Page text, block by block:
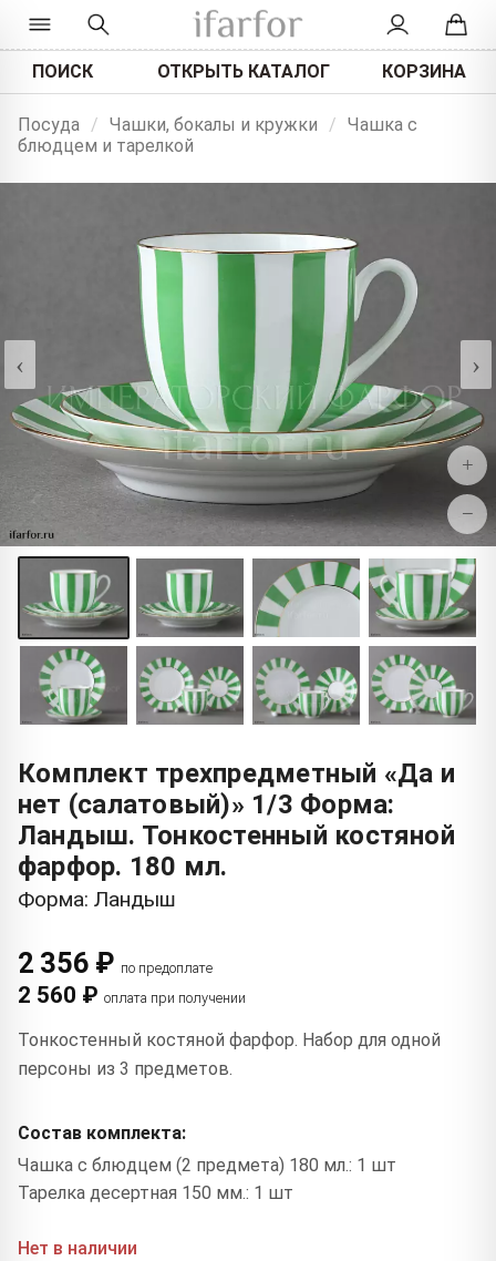
ПОИСК ОТКРЫТЬ КАТАЛОГ КОРЗИНА
Посуда / Чашки, бокалы и кружки / Чашка с
блюдцем и тарелкой
‹ ›
+
−
Комплект трехпредметный «Да и
нет (салатовый)» 1/3 Форма:
Ландыш. Тонкостенный костяной
фарфор. 180 мл.
Форма: Ландыш
2 356 ₽ по предоплате
2 560 ₽ оплата при получении
Тонкостенный костяной фарфор. Набор для одной
персоны из 3 предметов.
Состав комплекта:
Чашка с блюдцем (2 предмета) 180 мл.: 1 шт
Тарелка десертная 150 мм.: 1 шт
Нет в наличии